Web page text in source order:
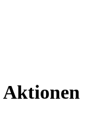
Aktionen